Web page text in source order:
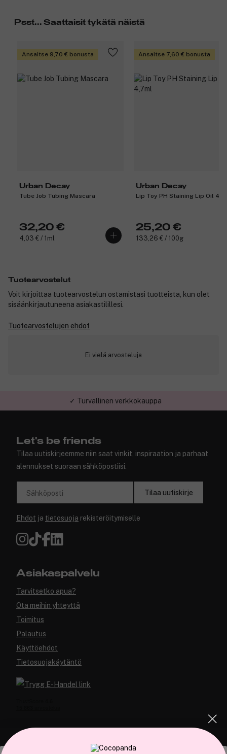
Psst... Saattaisit tykätä näistä
Ansaitse 9,70 € bonusta
Urban Decay
Tube Job Tubing Mascara
32,20 €
4,03 € / 1ml
Ansaitse 7,60 € bonusta
Urban Decay
Lip Toy PH Staining Lip Oil
25,20 €
133,26 € / 100g
Tuotearvostelut
Voit kirjoittaa tuotearvostelun ostamistasi tuotteista, kun olet
sisäänkirjautuneena asiakastilillesi.
Tuotearvostelujen ehdot
Ei vielä arvosteluja
✓ Turvallinen verkkokauppa
Let's be friends
Tilaa uutiskirjeemme niin saat vinkit, inspiraation ja parhaat
alennukset suoraan sähköpostiisi.
Sähköposti Tilaa uutiskirje
Ehdot ja tietosuoja rekisteröitymiselle
Asiakaspalvelu
Tarvitsetko apua?
Ota meihin yhteyttä
Toimitus
Palautus
Käyttöehdot
Tietosuojakäytäntö